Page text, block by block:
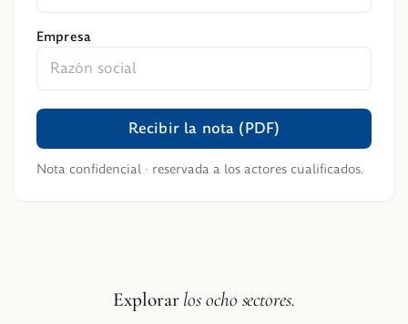
Empresa
Recibir la nota (PDF)
Nota confidencial · reservada a los actores cualificados.
Explorar los ocho sectores.